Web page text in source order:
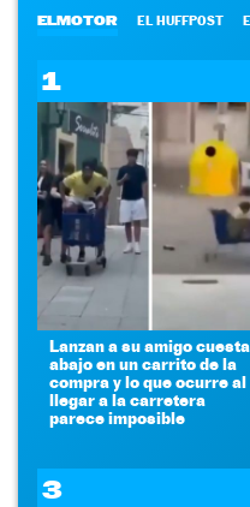
ELMOTOR EL HUFFPOST
1
Lanzan a su amigo cuesta
abajo en un carrito de la
compra y lo que ocurre al
llegar a la carretera
parece imposible
3